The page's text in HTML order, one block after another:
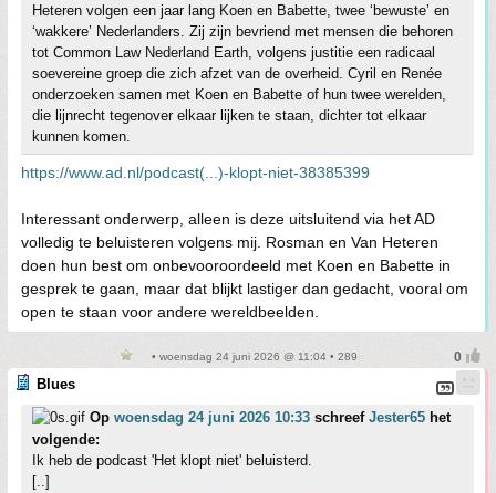
Heteren volgen een jaar lang Koen en Babette, twee ‘bewuste’ en
‘wakkere’ Nederlanders. Zij zijn bevriend met mensen die behoren
tot Common Law Nederland Earth, volgens justitie een radicaal
soevereine groep die zich afzet van de overheid. Cyril en Renée
onderzoeken samen met Koen en Babette of hun twee werelden,
die lijnrecht tegenover elkaar lijken te staan, dichter tot elkaar
kunnen komen.
https://www.ad.nl/podcast(...)-klopt-niet-38385399
Interessant onderwerp, alleen is deze uitsluitend via het AD
volledig te beluisteren volgens mij. Rosman en Van Heteren
doen hun best om onbevooroordeeld met Koen en Babette in
gesprek te gaan, maar dat blijkt lastiger dan gedacht, vooral om
open te staan voor andere wereldbeelden.
• woensdag 24 juni 2026 @ 11:04 • 289
Blues
Op woensdag 24 juni 2026 10:33 schreef Jester65 het
volgende:
Ik heb de podcast 'Het klopt niet' beluisterd.
[..]